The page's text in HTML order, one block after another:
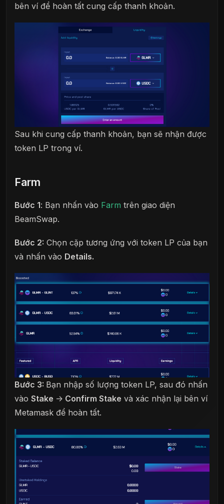
bên ví để hoàn tất cung cấp thanh khoản.
Sau khi cung cấp thanh khoản, bạn sẽ nhận được
token LP trong ví.
Farm
Bước 1: Bạn nhấn vào Farm trên giao diện
BeamSwap.
Bước 2: Chọn cặp tương ứng với token LP của bạn
và nhấn vào Details.
Bước 3: Bạn nhập số lượng token LP, sau đó nhấn
vào Stake -> Confirm Stake và xác nhận lại bên ví
Metamask để hoàn tất.